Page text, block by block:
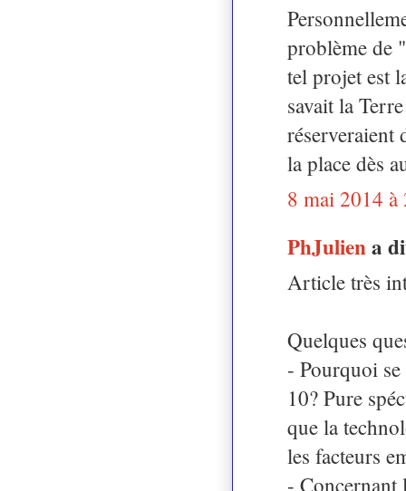
problème de
tel projet est
savait la
réserveraient
la place dès
8 mai 2014 à
PhJuliena
Article très
Quelques
- Pourquoi
10? Pure
que la
les facteurs
- Concernant